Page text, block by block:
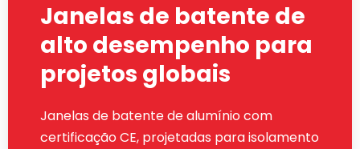
Janelas de batente de
alto desempenho para
projetos globais
Janelas de batente de alumínio com
certificação CE, projetadas para isolamento